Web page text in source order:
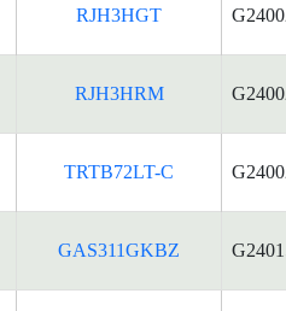
RJH3HGT
RJH3HRM
TRTB72LT-C
GAS311GKBZ